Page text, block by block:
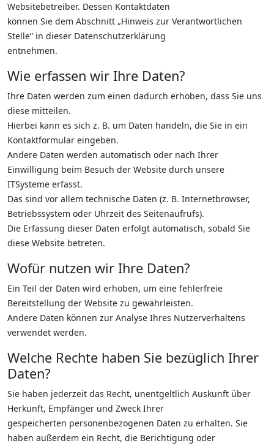
Websitebetreiber. Dessen Kontaktdaten
können Sie dem Abschnitt „Hinweis zur Verantwortlichen
Stelle“ in dieser Datenschutzerklärung
entnehmen.
Wie erfassen wir Ihre Daten?
Ihre Daten werden zum einen dadurch erhoben, dass Sie uns
diese mitteilen.
Hierbei kann es sich z. B. um Daten handeln, die Sie in ein
Kontaktformular eingeben.
Andere Daten werden automatisch oder nach Ihrer
Einwilligung beim Besuch der Website durch unsere
ITSysteme erfasst.
Das sind vor allem technische Daten (z. B. Internetbrowser,
Betriebssystem oder Uhrzeit des Seitenaufrufs).
Die Erfassung dieser Daten erfolgt automatisch, sobald Sie
diese Website betreten.
Wofür nutzen wir Ihre Daten?
Ein Teil der Daten wird erhoben, um eine fehlerfreie
Bereitstellung der Website zu gewährleisten.
Andere Daten können zur Analyse Ihres Nutzerverhaltens
verwendet werden.
Welche Rechte haben Sie bezüglich Ihrer
Daten?
Sie haben jederzeit das Recht, unentgeltlich Auskunft über
Herkunft, Empfänger und Zweck Ihrer
gespeicherten personenbezogenen Daten zu erhalten. Sie
haben außerdem ein Recht, die Berichtigung oder